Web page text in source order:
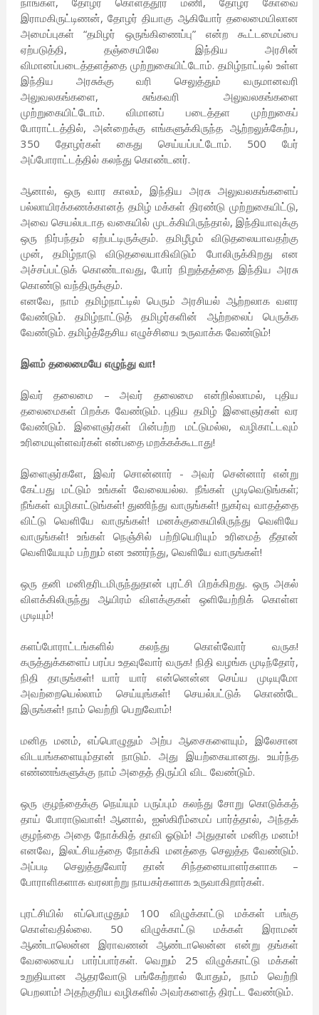
இராமகிருட்டிணன், தோழர் தியாகு ஆகியோர் தலைமையிலான
அமைப்புகள் “தமிழர் ஒருங்கிணைப்பு” என்ற கூட்டமைப்பை
ஏற்படுத்தி, தஞ்சையிலே இந்திய அரசின்
விமானப்படைத்தளத்தை முற்றுகையிட்டோம். தமிழ்நாட்டில் உள்ள
இந்திய அரசுக்கு வரி செலுத்தும் வருமானவரி
அலுவலகங்களை, சுங்கவரி அலுவலகங்களை
முற்றுகையிட்டோம். விமானப் படைத்தள முற்றுகைப்
போராட்டத்தில், அன்றைக்கு எங்களுக்கிருந்த ஆற்றலுக்கேற்ப,
350 தோழர்கள் கைது செய்யப்பட்டோம். 500 பேர்
அப்போராட்டத்தில் கலந்து கொண்டனர்.
ஆனால், ஒரு வார காலம், இந்திய அரசு அலுவலகங்களைப்
பல்லாயிரக்கணக்கானத் தமிழ் மக்கள் திரண்டு முற்றுகையிட்டு,
அவை செயல்படாத வகையில் முடக்கியிருந்தால், இந்தியாவுக்கு
ஒரு நிர்பந்தம் ஏற்பட்டிருக்கும். தமிழீழம் விடுதலையாவதற்கு
முன், தமிழ்நாடு விடுதலையாகிவிடும் போலிருக்கிறது என
அச்சப்பட்டுக் கொண்டாவது, போர் நிறுத்தத்தை இந்திய அரசு
கொண்டு வந்திருக்கும்.
எனவே, நாம் தமிழ்நாட்டில் பெரும் அரசியல் ஆற்றலாக வளர
வேண்டும். தமிழ்நாட்டுத் தமிழர்களின் ஆற்றலைப் பெருக்க
வேண்டும். தமிழ்த்தேசிய எழுச்சியை உருவாக்க வேண்டும்!
இளம் தலைமையே எழுந்து வா!
இவர் தலைமை – அவர் தலைமை என்றில்லாமல், புதிய
தலைமைகள் பிறக்க வேண்டும். புதிய தமிழ் இளைஞர்கள் வர
வேண்டும். இளைஞர்கள் பின்பற்ற மட்டுமல்ல, வழிகாட்டவும்
உரிமையுள்ளவர்கள் என்பதை மறக்கக்கூடாது!
இளைஞர்களே, இவர் சொன்னார் - அவர் சென்னார் என்று
கேட்பது மட்டும் உங்கள் வேலையல்ல. நீங்கள் முடிவெடுங்கள்;
நீங்கள் வழிகாட்டுங்கள்! துணிந்து வாருங்கள்! நுகர்வு வாதத்தை
விட்டு வெளியே வாருங்கள்! மனக்குகையிலிருந்து வெளியே
வாருங்கள்! உங்கள் நெஞ்சில் பற்றியெரியும் உரிமைத் தீதான்
வெளியேயும் பற்றும் என உணர்ந்து, வெளியே வாருங்கள்!
ஒரு தனி மனிதரிடமிருந்துதான் புரட்சி பிறக்கிறது. ஒரு அகல்
விளக்கிலிருந்து ஆயிரம் விளக்குகள் ஒளியேற்றிக் கொள்ள
முடியும்!
களப்போராட்டங்களில் கலந்து கொள்வோர் வருக!
கருத்துக்களைப் பரப்ப உதவுவோர் வருக! நிதி வழங்க முடிந்தோர்,
நிதி தாருங்கள்! யார் யார் என்னென்ன செய்ய முடியுமோ
அவற்றையெல்லாம் செய்யுங்கள்! செயல்பட்டுக் கொண்டே
இருங்கள்! நாம் வெற்றி பெறுவோம்!
மனித மனம், எப்பொழுதும் அற்ப ஆசைகளையும், இலேசான
விடயங்களையும்தான் நாடும். அது இயற்கையானது. உயர்ந்த
எண்ணங்களுக்கு நாம் அதைத் திருப்பி விட வேண்டும்.
ஒரு குழந்தைக்கு நெய்யும் பருப்பும் கலந்து சோறு கொடுக்கத்
தாய் போராடுவாள்! ஆனால், ஐஸ்கிரீம்மைப் பார்த்தால், அந்தக்
குழந்தை அதை நோக்கித் தாவி ஓடும்! அதுதான் மனித மனம்!
எனவே, இலட்சியத்தை நோக்கி மனத்தை செலுத்த வேண்டும்.
அப்படி செலுத்துவோர் தான் சிந்தனையாளர்களாக –
போராளிகளாக வரலாற்று நாயகர்களாக உருவாகிறார்கள்.
புரட்சியில் எப்பொழுதும் 100 விழுக்காட்டு மக்கள் பங்கு
கொள்வதில்லை. 50 விழுக்காட்டு மக்கள் இராமன்
ஆண்டாலென்ன இராவணன் ஆண்டாலென்ன என்று தங்கள்
வேலையைப் பார்ப்பார்கள். வெறும் 25 விழுக்காட்டு மக்கள்
உறுதியான ஆதரவோடு பங்கேற்றால் போதும், நாம் வெற்றி
பெறலாம்! அதற்குரிய வழிகளில் அவர்களைத் திரட்ட வேண்டும்.